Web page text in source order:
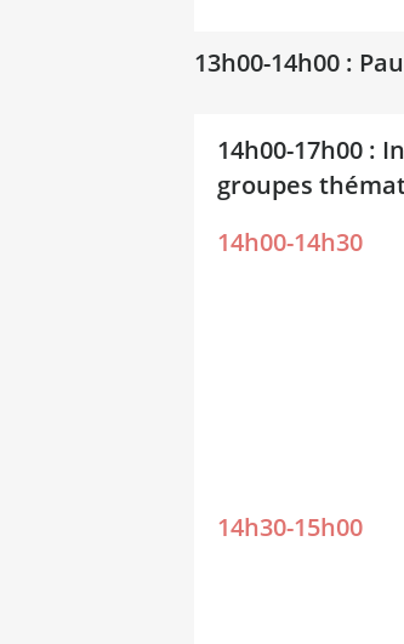
13h00-14h00 :
14h00-17h00 :
groupes
14h00-14h30
14h30-15h00